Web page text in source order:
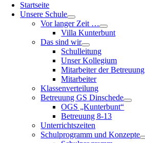
Startseite
Unsere Schule
Vor langer Zeit …
Villa Kunterbunt
Das sind wir
Schulleitung
Unser Kollegium
Mitarbeiter der Betreuung
Mitarbeiter
Klassenverteilung
Betreuung GS Dinschede
OGS „Kunterbunt“
Betreuung 8-13
Unterrichtszeiten
Schulprogramm und Konzepte